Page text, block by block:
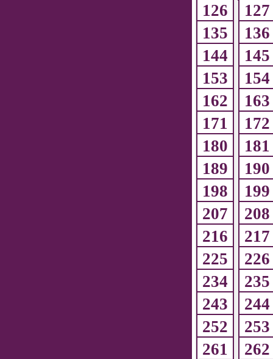
126
127
135
136
144
145
153
154
162
163
171
172
180
181
189
190
198
199
207
208
216
217
225
226
234
235
243
244
252
253
261
262